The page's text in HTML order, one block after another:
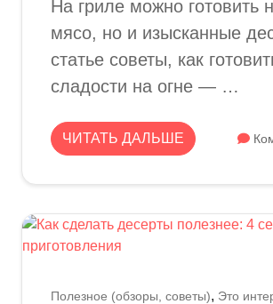
На гриле можно готовить
мясо, но и изысканные
статье советы, как
сладости на огне — …
ЧИТАТЬ ДАЛЬШЕ
Полезное (обзоры, советы) Это